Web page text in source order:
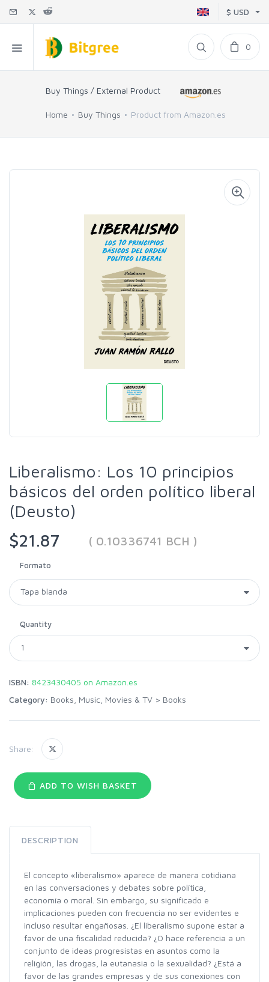
$ USD
0
Buy Things / External Product
Home Buy Things Product from Amazon.es
Liberalismo: Los 10 principios
básicos del orden político liberal
(Deusto)
$21.87
( 0.10336741 BCH )
Formato
Quantity
ISBN: 8423430405 on Amazon.es
Category: Books, Music, Movies & TV > Books
Share:
ADD TO WISH BASKET
DESCRIPTION
El concepto «liberalismo» aparece de manera cotidiana
en las conversaciones y debates sobre política,
economía o moral. Sin embargo, su significado e
implicaciones pueden con frecuencia no ser evidentes e
incluso resultar engañosas. ¿El liberalismo supone estar a
favor de una fiscalidad reducida? ¿O hace referencia a un
conjunto de ideas progresistas en asuntos como la
religión, las drogas, la eutanasia o la sexualidad? ¿Está a
favor de las grandes empresas y de sus conexiones con